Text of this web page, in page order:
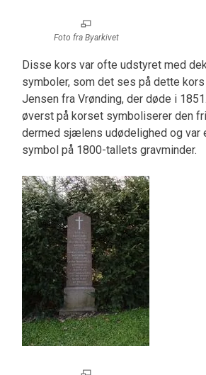
Foto fra Byarkivet
Disse kors var ofte udstyret med
symboler, som det ses på dette
Jensen fra Vrønding, der døde i
øverst på korset symboliserer den
dermed sjælens udødelighed og var
symbol på 1800-tallets gravminder.